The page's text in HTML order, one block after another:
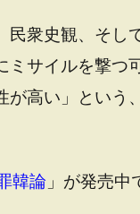
民衆史観、そし
ミサイルを撃つ
が高い」という
韓論 」が発売中